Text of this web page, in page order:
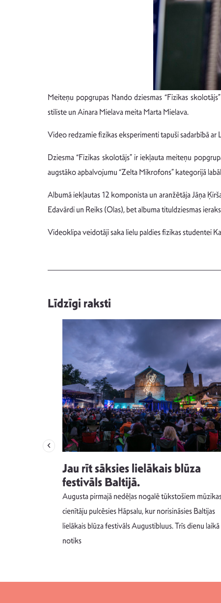
Meiteņu popgrupas Nando dziesmas “Fizikas
stiliste un Ainara Mielava meita Marta Mielava.
Video redzamie fizikas eksperimenti tapuši sadarbībā
Dziesma “Fizikas skolotājs” ir iekļauta meiteņu
augstāko apbalvojumu “Zelta Mikrofons” kategorijā
Albumā iekļautas 12 komponista un aranžētāja Jāņa
Edavārdi un Reiks (Olas), bet albuma tituldziesmas
Videoklipa veidotāji saka lielu paldies fizikas studentei
Līdzīgi raksti
Jau rīt sāksies lielākais blūza
festivāls Baltijā.
Augusta pirmajā nedēļas nogalē tūkstošiem
cienītāju pulcēsies Hāpsalu, kur norisināsies Baltijas
lielākais blūza festivāls Augustibluus. Trīs dienu laikā
notiks